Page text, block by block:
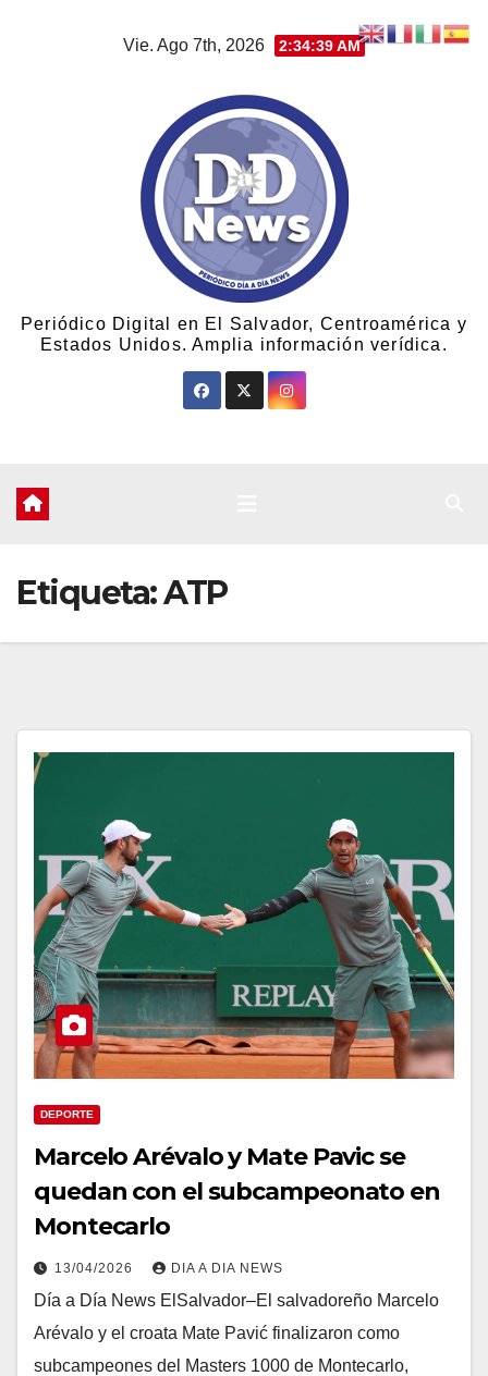
Vie. Ago 7th, 2026 2:34:39 AM
Periódico Digital en El Salvador, Centroamérica y
Estados Unidos. Amplia información verídica.
Etiqueta:ATP
DEPORTE
Marcelo Arévalo y Mate Pavic se
quedan con el subcampeonato en
Montecarlo
13/04/2026 DIA A DIA NEWS
Día a Día News ElSalvador–El salvadoreño Marcelo
Arévalo y el croata Mate Pavić finalizaron como
subcampeones del Masters 1000 de Montecarlo,